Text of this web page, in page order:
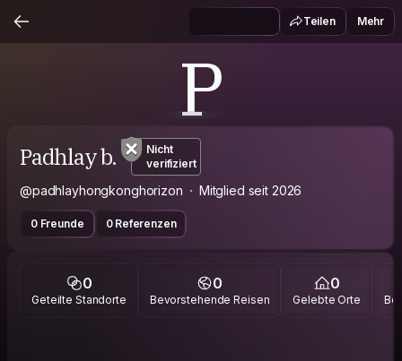
Teilen Mehr
P
Padhlay b.
Nicht
verifiziert
@padhlayhongkonghorizon Mitglied seit 2026
0 Freunde 0 Referenzen
0
Geteilte Standorte
0
Bevorstehende Reisen
0
Gelebte Orte